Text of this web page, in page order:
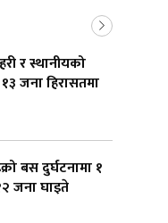
र स्थानीयको
जना हिरासतमा
बस दुर्घटनामा १
जना घाइते